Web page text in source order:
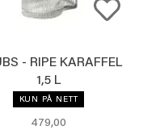
- RIPE KARAFFEL
1,5 L
KUN PÅ NETT
479,00